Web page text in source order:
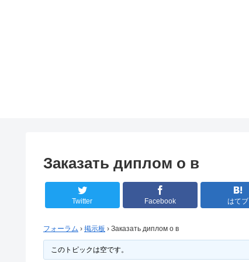
Заказать диплом о в
Twitter Facebook はてブ
フォーラム › 掲示板 › Заказать диплом о в
このトピックは空です。